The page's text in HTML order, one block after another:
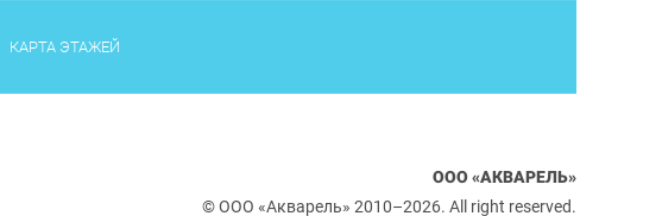
КАРТА ЭТАЖЕЙ
ООО «АКВАРЕЛЬ»
© ООО «Акварель» 2010–2026. All right reserved.